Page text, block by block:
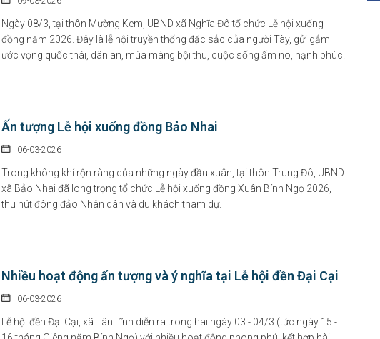
Ngày 08/3, tại thôn Mường Kem, UBND xã Nghĩa Đô tổ chức Lễ hội xuống
đồng năm 2026. Đây là lễ hội truyền thống đặc sắc của người Tày, gửi gắm
ước vọng quốc thái, dân an, mùa màng bội thu, cuộc sống ấm no, hạnh phúc.
Ấn tượng Lễ hội xuống đồng Bảo Nhai
06-03-2026
Trong không khí rộn ràng của những ngày đầu xuân, tại thôn Trung Đô, UBND
xã Bảo Nhai đã long trọng tổ chức Lễ hội xuống đồng Xuân Bính Ngọ 2026,
thu hút đông đảo Nhân dân và du khách tham dự.
Nhiều hoạt động ấn tượng và ý nghĩa tại Lễ hội đền Đại Cại
06-03-2026
Lễ hội đền Đại Cại, xã Tân Lĩnh diễn ra trong hai ngày 03 - 04/3 (tức ngày 15 -